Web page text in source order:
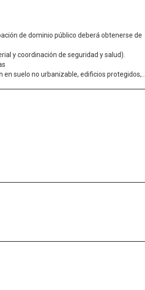
de dominio público deberá obtenerse de
y coordinación de seguridad y salud).
suelo no urbanizable, edificios